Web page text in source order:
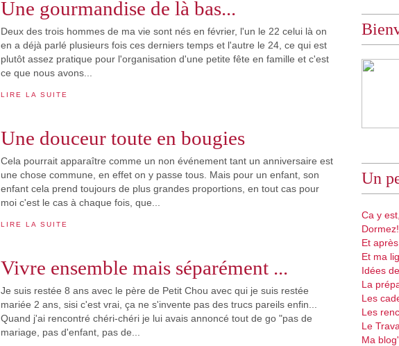
Une gourmandise de là bas...
Deux des trois hommes de ma vie sont nés en février, l'un le 22 celui là on
en a déjà parlé plusieurs fois ces derniers temps et l'autre le 24, ce qui est
plutôt assez pratique pour l'organisation d'une petite fête en famille et c'est
ce que nous avons...
LIRE LA SUITE
Une douceur toute en bougies
Cela pourrait apparaître comme un non événement tant un anniversaire est
une chose commune, en effet on y passe tous. Mais pour un enfant, son
enfant cela prend toujours de plus grandes proportions, en tout cas pour
moi c'est le cas à chaque fois, que...
LIRE LA SUITE
Vivre ensemble mais séparément ...
Je suis restée 8 ans avec le père de Petit Chou avec qui je suis restée
mariée 2 ans, sisi c'est vrai, ça ne s'invente pas des trucs pareils enfin...
Quand j'ai rencontré chéri-chéri je lui avais annoncé tout de go "pas de
mariage, pas d'enfant, pas de...
Un
Ca y
Dormez!
Et
Et ma
Idées
La
Les
Les
Le
Ma